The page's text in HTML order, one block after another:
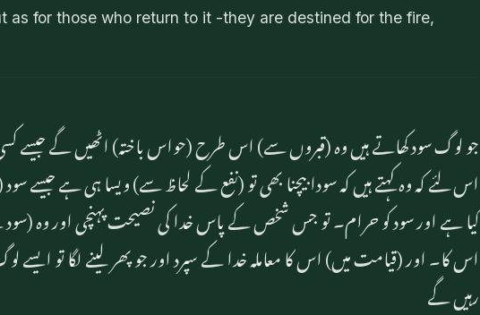
as for those who return to it -they are destined for the fire,
جو لوگ سود کھاتے ہیں وہ (قبروں سے) اس طرح (حواس باختہ) اٹھیں گے جیسے کسی
اس لئے کہ وہ کہتے ہیں کہ سودا بیچنا بھی تو (نفع کے لحاظ سے) ویسا ہی ہے جیسے
کیا ہے اور سود کو حرام۔ تو جس شخص کے پاس خدا کی نصیحت پہنچی اور وہ (سود
اس کا۔ اور (قیامت میں) اس کا معاملہ خدا کے سپرد اور جو پھر لینے لگا تو ایسے
رہیں گے